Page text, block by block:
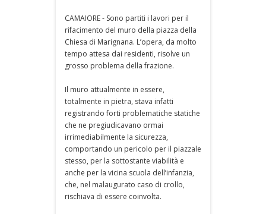
CAMAIORE - Sono partiti i lavori per il
rifacimento del muro della piazza della
Chiesa di Marignana. L’opera, da molto
tempo attesa dai residenti, risolve un
grosso problema della frazione.
Il muro attualmente in essere,
totalmente in pietra, stava infatti
registrando forti problematiche statiche
che ne pregiudicavano ormai
irrimediabilmente la sicurezza,
comportando un pericolo per il piazzale
stesso, per la sottostante viabilità e
anche per la vicina scuola dell’infanzia,
che, nel malaugurato caso di crollo,
rischiava di essere coinvolta.